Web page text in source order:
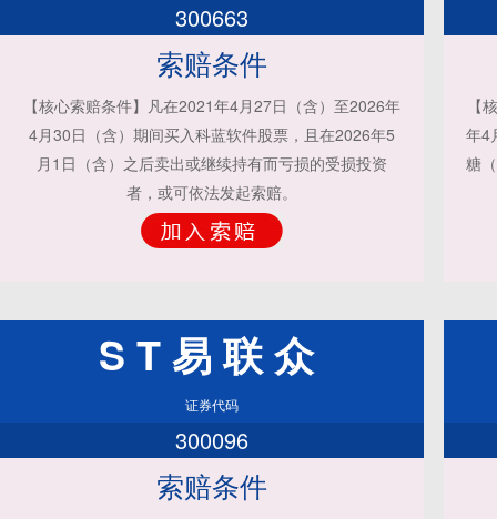
300663
索赔条件
【核心索赔条件】凡在2021年4月27日（含）至2026年
4月30日（含）期间买入科蓝软件股票，且在2026年5
月1日（含）之后卖出或继续持有而亏损的受损投资
者，或可依法发起索赔。
【
年4
糖
ST易联众
证券代码
300096
索赔条件